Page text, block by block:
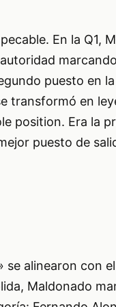
En la Q1,
puesto en
transformó en
position. Era la
puesto de
se alinearon con
Maldonado